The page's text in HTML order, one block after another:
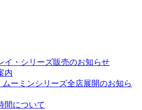
イ・シリーズ販売のお知らせ
内
ムーミンシリーズ全店展開のお知ら
間について